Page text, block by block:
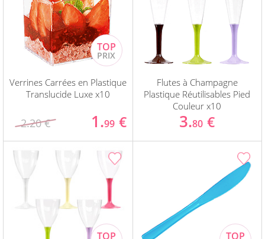
Verrines Carrées en Plastique
Translucide Luxe x10
2.20 € 1.99 €
Flutes à Champagne
Plastique Réutilisables Pied
Couleur x10
3.80 €